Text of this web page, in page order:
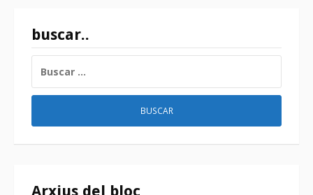
buscar..
Arxius del bloc